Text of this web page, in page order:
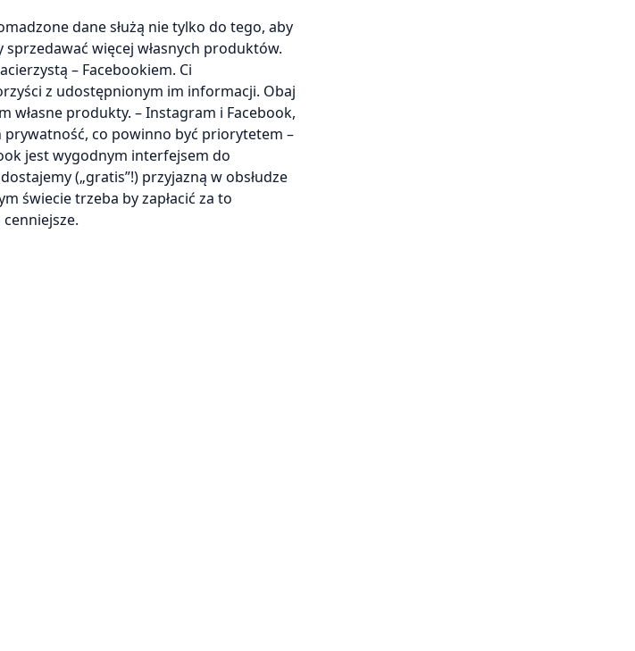
dane służą nie tylko do tego, aby
więcej własnych produktów.
– Facebookiem. Ci
z udostępnionym im informacji. Obaj
produkty. – Instagram i Facebook,
co powinno być priorytetem –
jest wygodnym interfejsem do
(„gratis”!) przyjazną w obsłudze
świecie trzeba by zapłacić za to